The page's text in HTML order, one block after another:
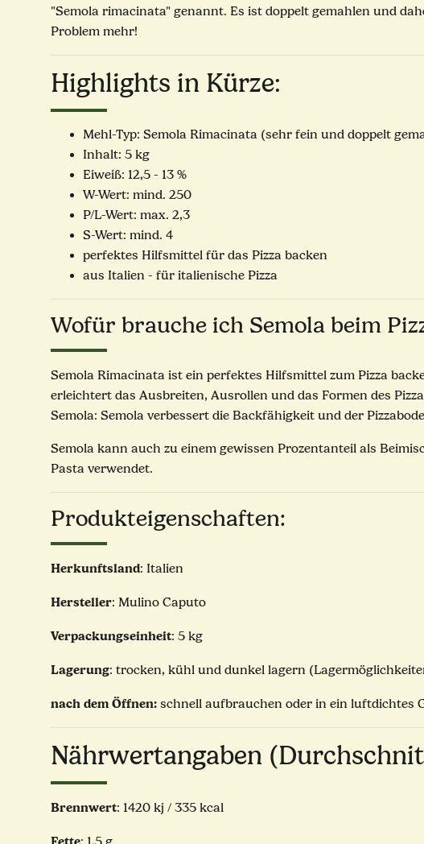
"Semola rimacinata" genannt. Es ist doppelt gemahlen und
Problem mehr!
Highlights in Kürze:
Mehl-Typ: Semola Rimacinata (sehr fein und doppelt
Inhalt: 5 kg
Eiweiß: 12,5 - 13 %
W-Wert: mind. 250
P/L-Wert: max. 2,3
S-Wert: mind. 4
perfektes Hilfsmittel für das Pizza backen
aus Italien - für italienische Pizza
Wofür brauche ich Semola beim
Semola Rimacinata ist ein perfektes Hilfsmittel zum Pizza
erleichtert das Ausbreiten, Ausrollen und das Formen des
Semola: Semola verbessert die Backfähigkeit und der
Semola kann auch zu einem gewissen Prozentanteil als
Pasta verwendet.
Produkteigenschaften:
Herkunftsland: Italien
Hersteller: Mulino Caputo
Verpackungseinheit: 5 kg
Lagerung: trocken, kühl und dunkel lagern
nach dem Öffnen: schnell aufbrauchen oder in ein luftdichtes
Nährwertangaben
Brennwert: 1420 kj / 335 kcal